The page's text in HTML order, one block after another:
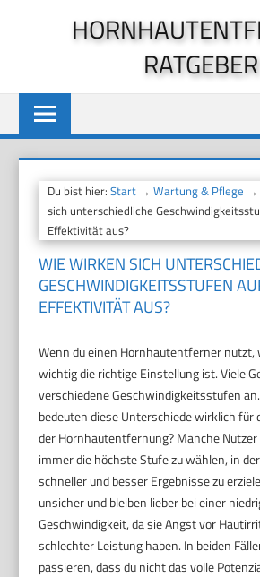
RATGEBER
Du bist hier:Start →Wartung & Pflege →
sich unterschiedliche
Effektivität aus?
WIE WIRKEN SICH
GESCHWINDIGKEITSSTUFEN
EFFEKTIVITÄT AUS?
Wenn du einen Hornhautentferner nutzt,
wichtig die richtige Einstellung ist. Viele
verschiedene Geschwindigkeitsstufen
bedeuten diese Unterschiede wirklich für
der Hornhautentfernung? Manche Nutzer
immer die höchste Stufe zu wählen, in
schneller und besser Ergebnisse zu
unsicher und bleiben lieber bei einer
Geschwindigkeit, da sie Angst vor
schlechter Leistung haben. In beiden
passieren, dass du nicht das volle